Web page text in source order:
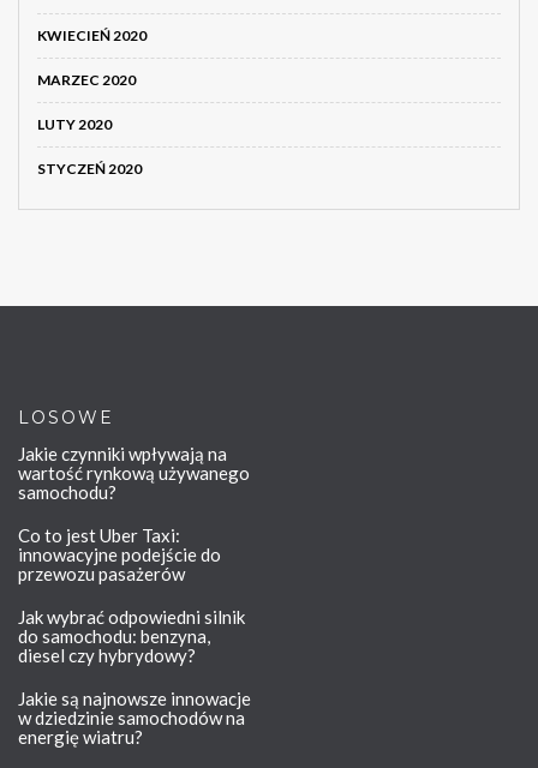
KWIECIEŃ 2020
MARZEC 2020
LUTY 2020
STYCZEŃ 2020
LOSOWE
Jakie czynniki wpływają na
wartość rynkową używanego
samochodu?
Co to jest Uber Taxi:
innowacyjne podejście do
przewozu pasażerów
Jak wybrać odpowiedni silnik
do samochodu: benzyna,
diesel czy hybrydowy?
Jakie są najnowsze innowacje
w dziedzinie samochodów na
energię wiatru?